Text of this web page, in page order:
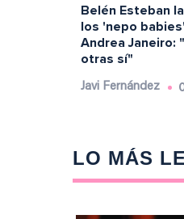
Belén Esteban
los 'nepo
Andrea Janeiro:
otras sí"
Javi Fernández
LO MÁS